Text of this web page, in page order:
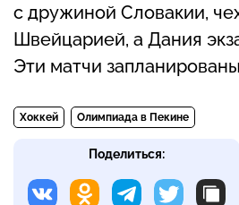
с дружиной Словакии,
Швейцарией, а Дания
Эти матчи
Хоккей Олимпиада в Пекине
Поделиться: